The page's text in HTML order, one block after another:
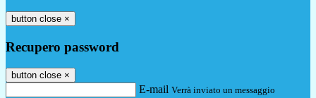
button close ×
Recupero password
button close ×
E-mail Verrà inviato un messaggio